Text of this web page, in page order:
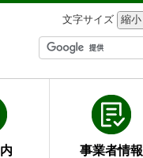
文字サイズ 縮小
事業者情報